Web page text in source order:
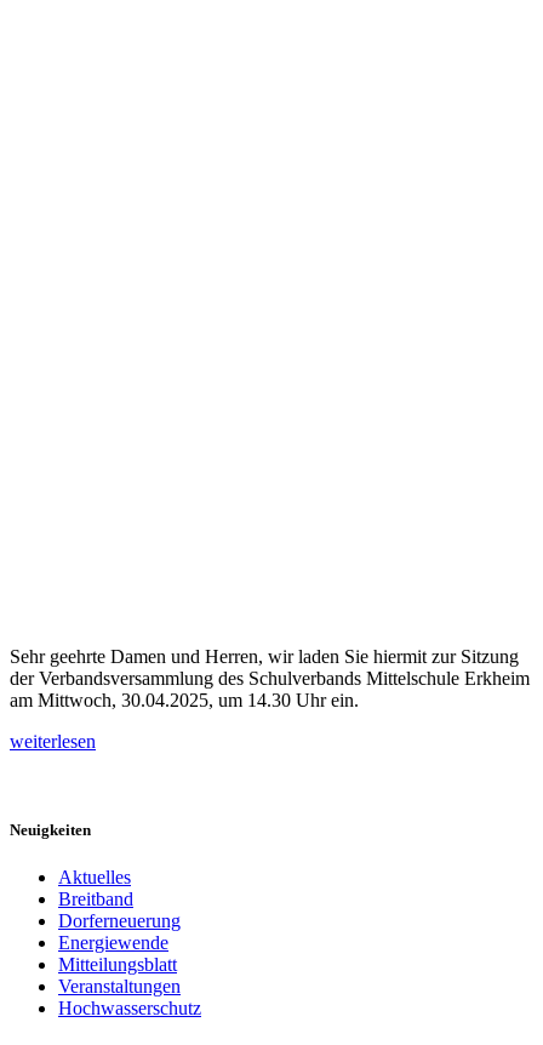
Sehr geehrte Damen und Herren, wir laden Sie hiermit zur Sitzung
der Verbandsversammlung des Schulverbands Mittelschule Erkheim
am Mittwoch, 30.04.2025, um 14.30 Uhr ein.
weiterlesen
Neuigkeiten
Aktuelles
Breitband
Dorferneuerung
Energiewende
Mitteilungsblatt
Veranstaltungen
Hochwasserschutz